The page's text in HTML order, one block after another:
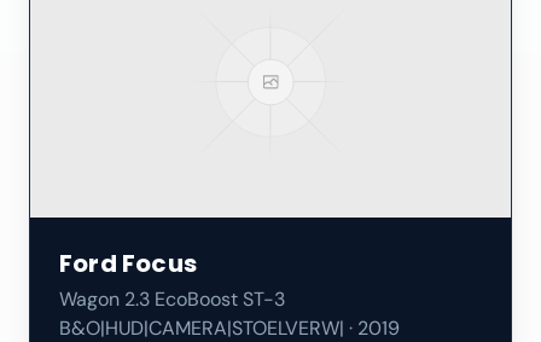
Ford Focus
Wagon 2.3 EcoBoost ST-3
B&O|HUD|CAMERA|STOELVERW| · 2019